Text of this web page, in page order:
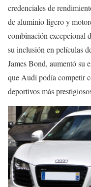
credenciales de
de aluminio ligero y
combinación excepcional
su inclusión en películas
James Bond, aumentó su
que Audi podía competir
deportivos más